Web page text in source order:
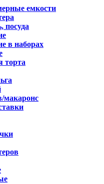
емкости
посуда
в наборах
торта
макаронс